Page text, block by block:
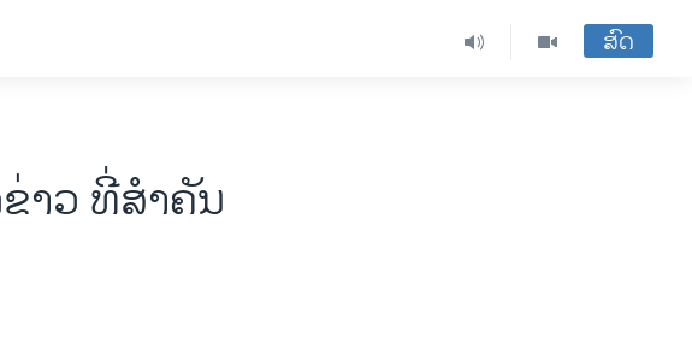
ສົດ
າວ ທີ່ສຳຄັນ